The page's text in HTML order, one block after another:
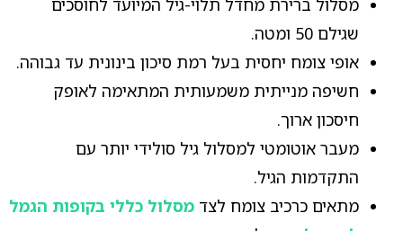
מסלול ברירת מחדל תלוי-גיל המיועד לחוסכים
שגילם 50 ומטה.
אופי צומח יחסית בעל רמת סיכון בינונית עד גבוהה.
חשיפה מנייתית משמעותית המתאימה לאופק
חיסכון ארוך.
מעבר אוטומטי למסלול גיל סולידי יותר עם
התקדמות הגיל.
מתאים כרכיב צומח לצד מסלול כללי בקופות הגמל